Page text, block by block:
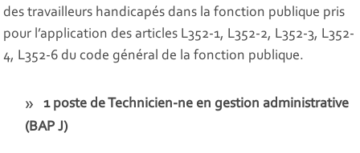
des travailleurs handicapés dans la fonction publique pris
pour l’application des articles L352-1, L352-2, L352-3, L352-
4, L352-6 du code général de la fonction publique.
1 poste de Technicien-ne en gestion administrative
(BAP J)